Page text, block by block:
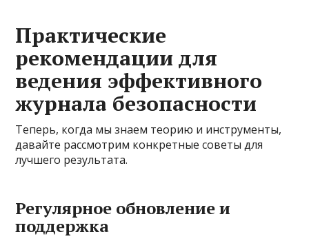
Практические
рекомендации для
ведения эффективного
журнала безопасности
Теперь, когда мы знаем теорию и инструменты,
давайте рассмотрим конкретные советы для
лучшего результата.
Регулярное обновление и
поддержка